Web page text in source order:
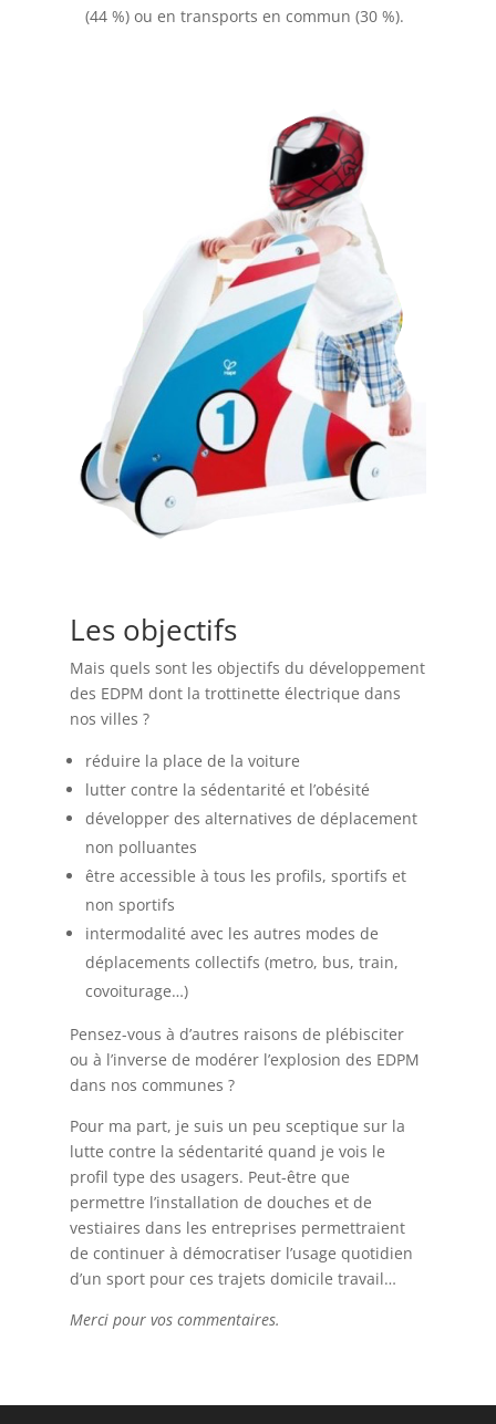
(44 %) ou en transports en commun (30 %).
Les objectifs
Mais quels sont les objectifs du développement
des EDPM dont la trottinette électrique dans
nos villes ?
réduire la place de la voiture
lutter contre la sédentarité et l’obésité
développer des alternatives de déplacement
non polluantes
être accessible à tous les profils, sportifs et
non sportifs
intermodalité avec les autres modes de
déplacements collectifs (metro, bus, train,
covoiturage…)
Pensez-vous à d’autres raisons de plébisciter
ou à l’inverse de modérer l’explosion des EDPM
dans nos communes ?
Pour ma part, je suis un peu sceptique sur la
lutte contre la sédentarité quand je vois le
profil type des usagers. Peut-être que
permettre l’installation de douches et de
vestiaires dans les entreprises permettraient
de continuer à démocratiser l’usage quotidien
d’un sport pour ces trajets domicile travail…
Merci pour vos commentaires.